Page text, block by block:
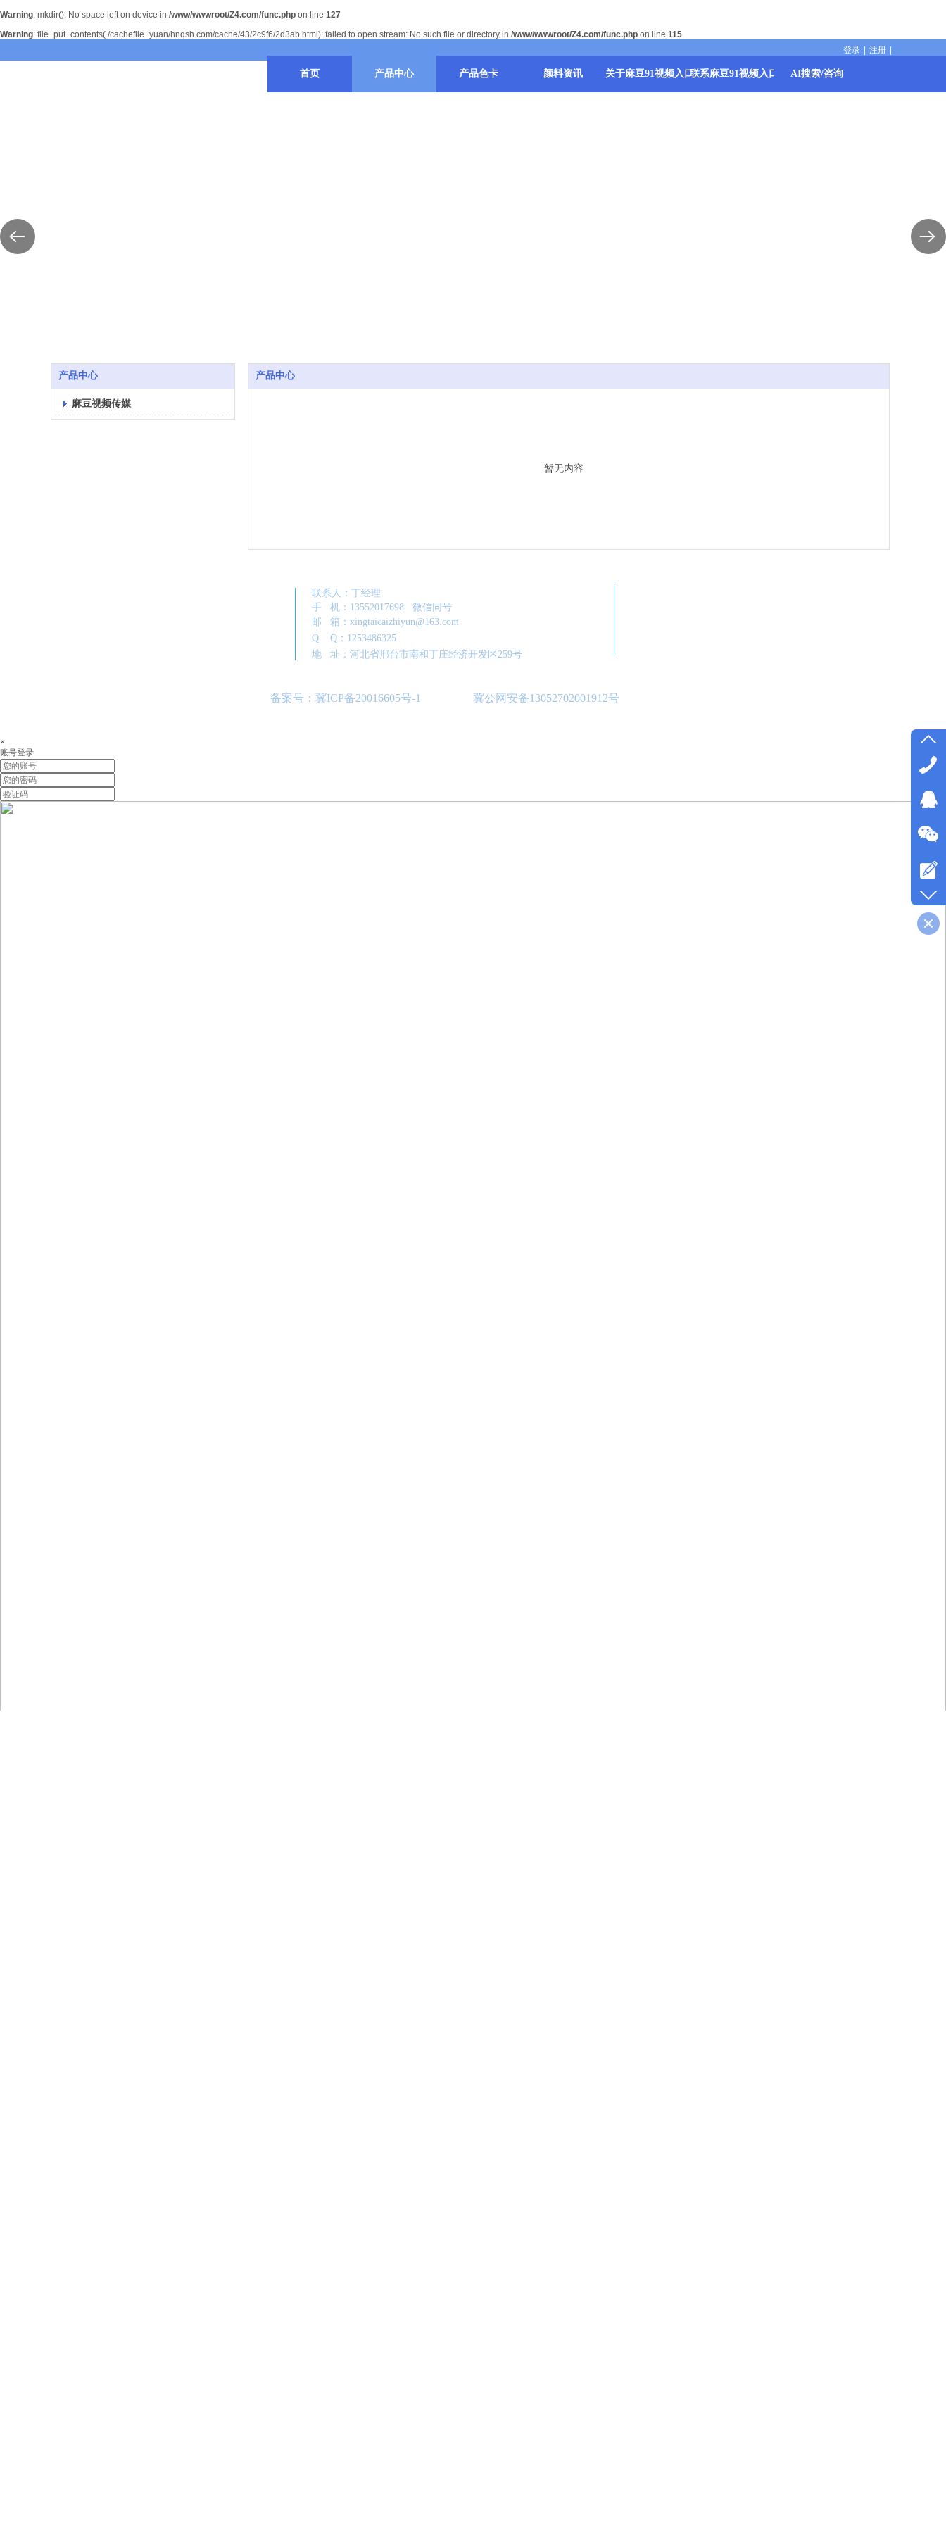
Warning: mkdir(): No space left on device in /www/wwwroot/Z4.com/func.php on line 127
Warning: file_put_contents(./cachefile_yuan/hnqsh.com/cache/43/2c9f6/2d3ab.html): failed to open stream: No such file or directory in /www/wwwroot/Z4.com/func.php on line 115
首页 产品中心 产品色卡 颜料资讯 关于麻豆91视频入口联系麻豆91视频入口 AI搜索/咨询
登录 注册
产品中心
麻豆视频传媒
产品中心
暂无内容
联系人：丁经理
手 机：13552017698 微信同号
邮 箱：xingtaicaizhiyun@163.com
Q Q：1253486325
地 址：河北省邢台市南和丁庄经济开发区259号
备案号： 冀ICP备20016605号-1 冀公网安备13052702001912号
×
账号登录